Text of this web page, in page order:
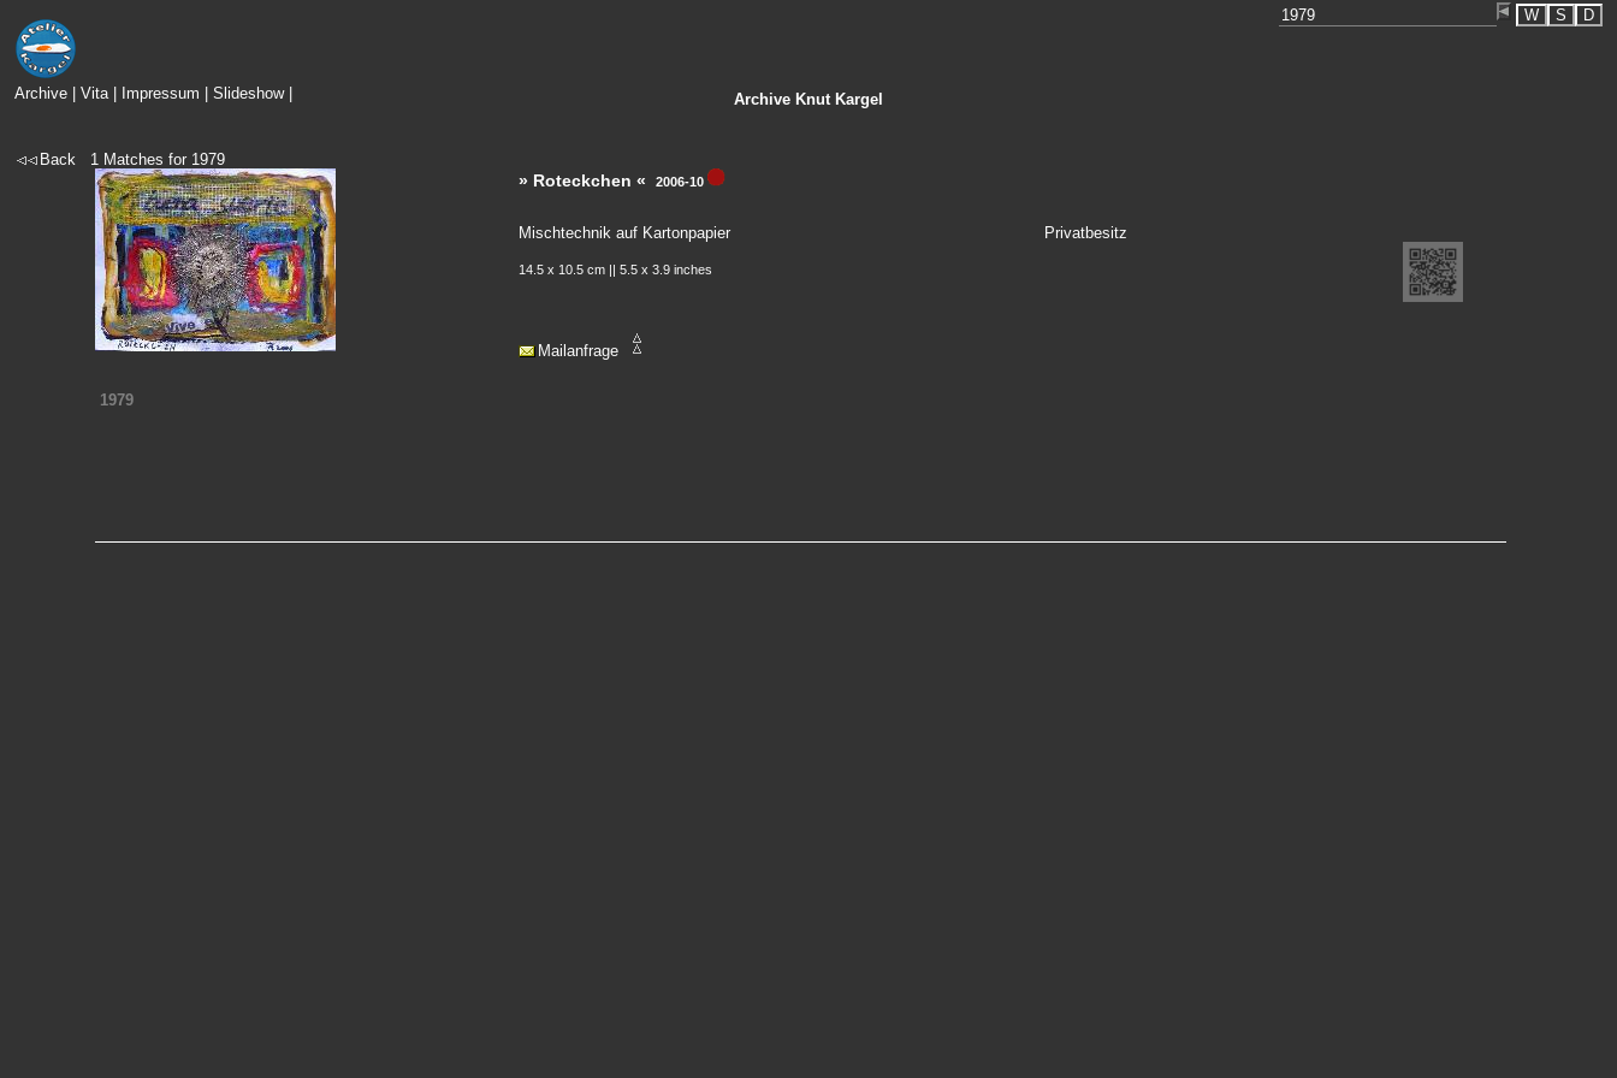
W S D
Archive Vita| Impressum Slideshow| Archive Knut Kargel
Back 1 Matches for 1979
1979
» Roteckchen « 2006-10
Mischtechnik auf Kartonpapier
14.5 x 10.5 cm || 5.5 x 3.9 inches
Mailanfrage
Privatbesitz